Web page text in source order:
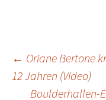
Beitrags-
Navigation
← Oriane Bertone
12 Jahren (Video)
Boulderhallen-